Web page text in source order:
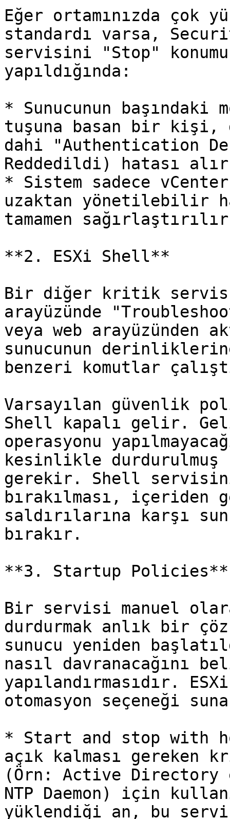
Eğer ortamınızda
standardı varsa,
servisini "Stop"
yapıldığında:
* Sunucunun
tuşuna basan bir
dahi "Authentication
Reddedildi) hatası
* Sistem sadece
uzaktan yönetilebilir
tamamen
**2. ESXi Shell**
Bir diğer kritik servis
arayüzünde
veya web
sunucunun
benzeri komutlar
Varsayılan güvenlik
Shell kapalı gelir.
operasyonu
kesinlikle durdurulmuş
gerekir. Shell
bırakılması, içeriden
saldırılarına karşı
bırakır.
**3. Startup Policies**
Bir servisi manuel
durdurmak anlık bir
sunucu yeniden
nasıl davranacağını
yapılandırmasıdır.
otomasyon seçeneği
* Start and stop with
açık kalması
(Örn: Active Directory
NTP Daemon) için
yüklendiği an, bu